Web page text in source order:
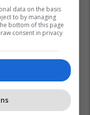
data on the basis
to by managing
bottom of this page
consent in privacy